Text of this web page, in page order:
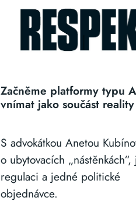
Začněme platformy typu
vnímat jako součást reality
S advokátkou Anetou
o ubytovacích
regulaci a jedné politické
objednávce.